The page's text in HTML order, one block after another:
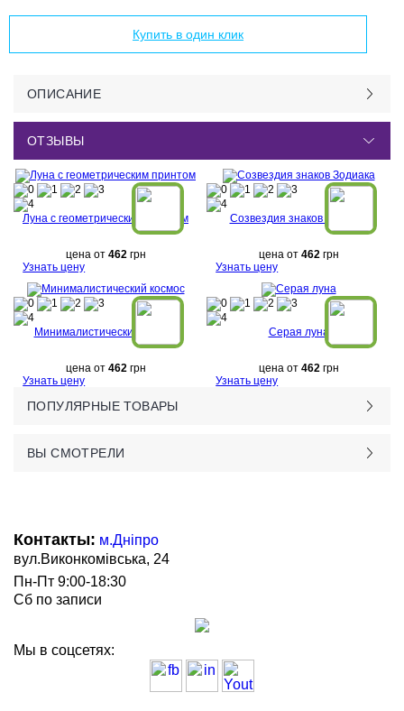
Купить в один клик
ОПИСАНИЕ
ОТЗЫВЫ
Луна с геометрическим принтом
цена от 462грн
Узнать цену
Созвездия знаков Зодиака
цена от 462грн
Узнать цену
Минималистический космос
цена от 462грн
Узнать цену
Серая луна
цена от 462грн
Узнать цену
ПОПУЛЯРНЫЕ ТОВАРЫ
ВЫ СМОТРЕЛИ
Контакты: м.Дніпро
вул.Виконкомівська, 24
Пн-Пт 9:00-18:30
Сб по записи
Мы в соцсетях: